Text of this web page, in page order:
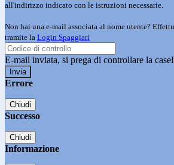
all'indirizzo indicato con le istruzioni necessarie.
Non hai una e-mail associata al nome utente?
tramite la Login Spaggiari
E-mail inviata, si prega di controllare la
Errore
Chiudi
Successo
Chiudi
Informazione